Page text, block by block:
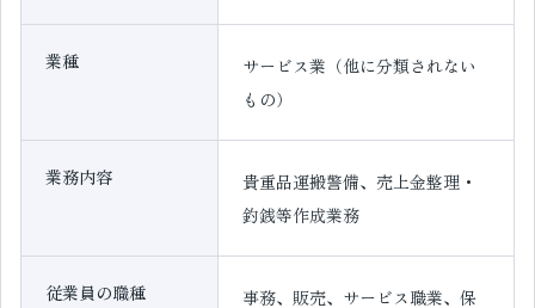
業種
サービス業（他に分類されない
もの）
業務内容
貴重品運搬警備、売上金整理・
釣銭等作成業務
従業員の職種
事務、販売、サービス職業、保